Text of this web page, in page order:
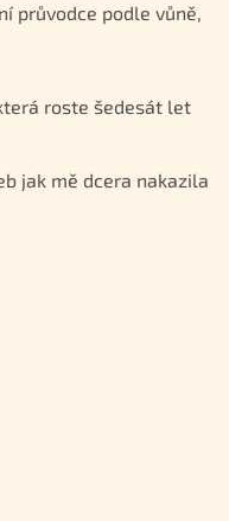
průvodce podle vůně,
roste šedesát let
jak mě dcera nakazila